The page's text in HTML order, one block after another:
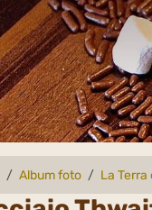
Album foto La